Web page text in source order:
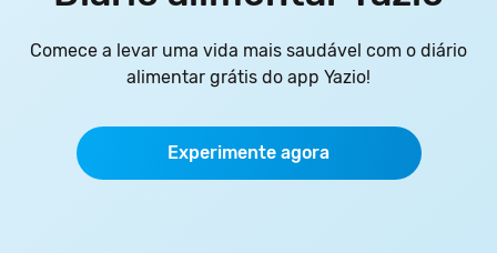
Comece a levar uma vida mais saudável com o diário
alimentar grátis do app Yazio!
Experimente agora